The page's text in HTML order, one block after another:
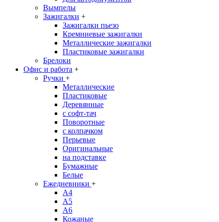
Вымпелы
Зажигалки +
Зажигалки пьезо
Кремниевые зажигалки
Металлические зажигалки
Пластиковые зажигалки
Брелоки
Офис и работа +
Ручки +
Металлические
Пластиковые
Деревянные
с софт-тач
Поворотные
с колпачком
Перьевые
Оригинальные
на подставке
Бумажные
Белые
Ежедневники +
A4
A5
A6
Кожаные